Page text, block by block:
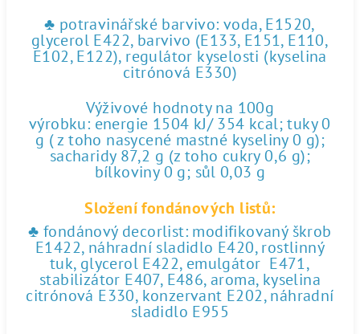
♣ potravinářské barvivo: voda, E1520,
glycerol E422, barvivo (E133, E151, E110,
E102, E122), regulátor kyselosti (kyselina
citrónová E330)
Výživové hodnoty na 100g
výrobku: energie 1504 kJ/ 354 kcal; tuky 0
g ( z toho nasycené mastné kyseliny 0 g);
sacharidy 87,2 g (z toho cukry 0,6 g);
bílkoviny 0 g; sůl 0,03 g
Složení fondánových listů:
♣ fondánový decorlist: modifikovaný škrob
E1422, náhradní sladidlo E420, rostlinný
tuk, glycerol E422, emulgátor E471,
stabilizátor E407, E486, aroma, kyselina
citrónová E330, konzervant E202, náhradní
sladidlo E955